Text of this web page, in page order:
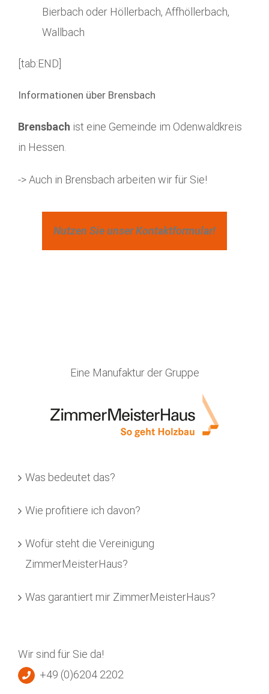
Bierbach oder Höllerbach, Affhöllerbach,
Wallbach
[tab:END]
Informationen über Brensbach
Brensbach ist eine Gemeinde im Odenwaldkreis
in Hessen.
-> Auch in Brensbach arbeiten wir für Sie!
Nutzen Sie unser Kontaktformular!
Eine Manufaktur der Gruppe
Was bedeutet das?
Wie profitiere ich davon?
Wofür steht die Vereinigung
ZimmerMeisterHaus?
Was garantiert mir ZimmerMeisterHaus?
Wir sind für Sie da!
+49 (0)6204 2202